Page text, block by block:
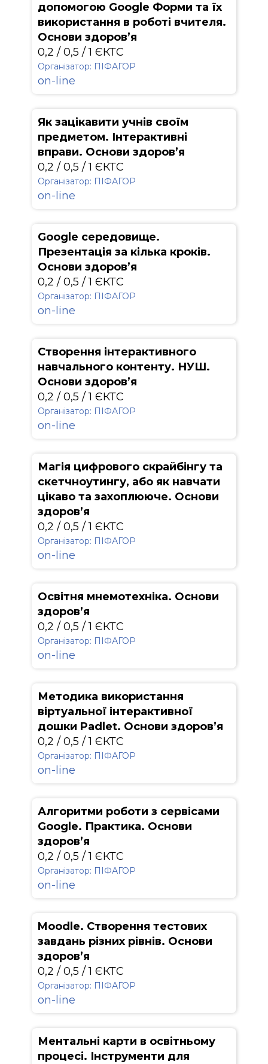
допомогою Google Форми та їх
використання в роботі вчителя.
Основи здоров’я
0,2 / 0,5 / 1 ЄКТС
Організатор: ПІФАГОР
on-line
Як зацікавити учнів своїм
предметом. Інтерактивні
вправи. Основи здоров’я
0,2 / 0,5 / 1 ЄКТС
Організатор: ПІФАГОР
on-line
Google середовище.
Презентація за кілька кроків.
Основи здоров’я
0,2 / 0,5 / 1 ЄКТС
Організатор: ПІФАГОР
on-line
Створення інтерактивного
навчального контенту. НУШ.
Основи здоров’я
0,2 / 0,5 / 1 ЄКТС
Організатор: ПІФАГОР
on-line
Магія цифрового скрайбінгу та
скетчноутингу, або як навчати
цікаво та захоплююче. Основи
здоров’я
0,2 / 0,5 / 1 ЄКТС
Організатор: ПІФАГОР
on-line
Освітня мнемотехніка. Основи
здоров’я
0,2 / 0,5 / 1 ЄКТС
Організатор: ПІФАГОР
on-line
Методика використання
віртуальної інтерактивної
дошки Padlet. Основи здоров’я
0,2 / 0,5 / 1 ЄКТС
Організатор: ПІФАГОР
on-line
Алгоритми роботи з сервісами
Google. Практика. Основи
здоров’я
0,2 / 0,5 / 1 ЄКТС
Організатор: ПІФАГОР
on-line
Moodle. Створення тестових
завдань різних рівнів. Основи
здоров’я
0,2 / 0,5 / 1 ЄКТС
Організатор: ПІФАГОР
on-line
Ментальні карти в освітньому
процесі. Інструменти для